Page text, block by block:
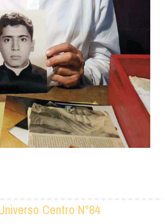
Centro N°84